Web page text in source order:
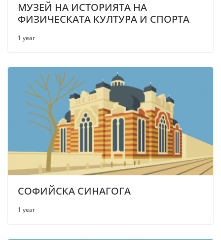
МУЗЕЙ НА ИСТОРИЯТА НА
ФИЗИЧЕСКАТА КУЛТУРА И СПОРТА
1 year
СОФИЙСКА СИНАГОГА
1 year